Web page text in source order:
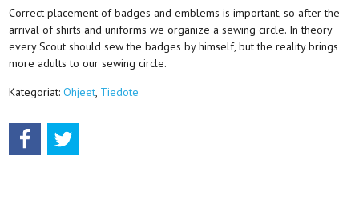
Correct placement of badges and emblems is important, so after the
arrival of shirts and uniforms we organize a sewing circle. In theory
every Scout should sew the badges by himself, but the reality brings
more adults to our sewing circle.
Kategoriat:Ohjeet Tiedote